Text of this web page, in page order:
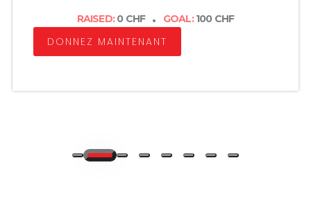
RAISED:0 CHF . GOAL:100 CHF
DONNEZ MAINTENANT